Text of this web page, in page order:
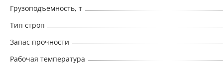
Грузоподъемность, т
Тип строп
Запас прочности
Рабочая температура